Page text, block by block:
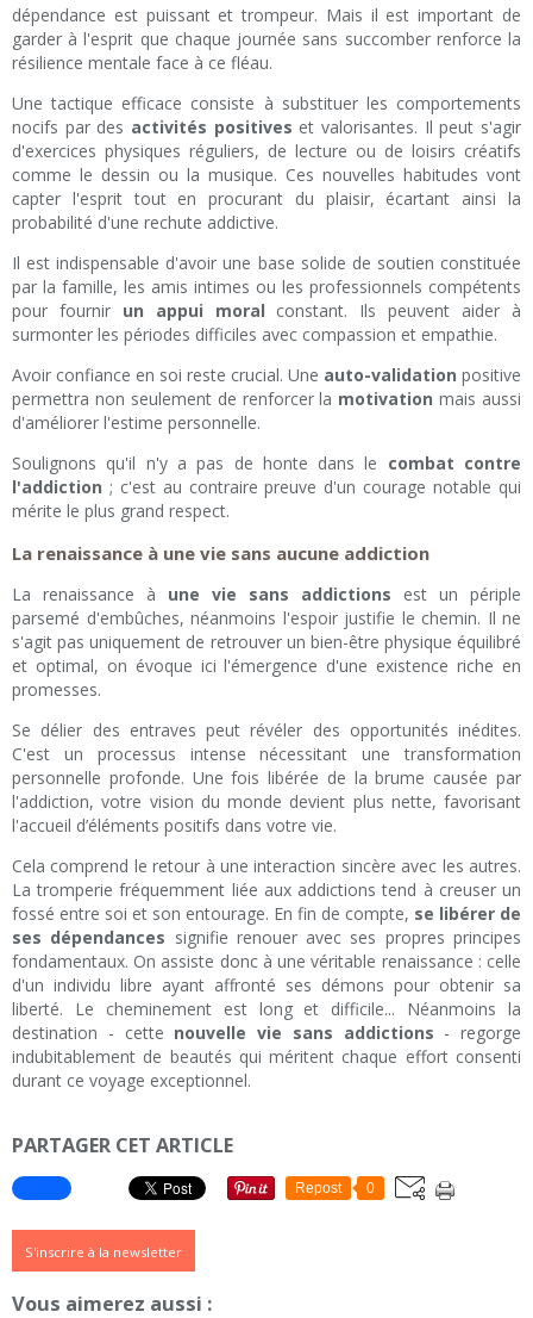
dépendance est puissant et trompeur. Mais il est important de
garder à l'esprit que chaque journée sans succomber renforce la
résilience mentale face à ce fléau.
Une tactique efficace consiste à substituer les comportements
nocifs par des activités positives et valorisantes. Il peut s'agir
d'exercices physiques réguliers, de lecture ou de loisirs créatifs
comme le dessin ou la musique. Ces nouvelles habitudes vont
capter l'esprit tout en procurant du plaisir, écartant ainsi la
probabilité d'une rechute addictive.
Il est indispensable d'avoir une base solide de soutien constituée
par la famille, les amis intimes ou les professionnels compétents
pour fournir un appui moral constant. Ils peuvent aider à
surmonter les périodes difficiles avec compassion et empathie.
Avoir confiance en soi reste crucial. Une auto-validation positive
permettra non seulement de renforcer la motivation mais aussi
d'améliorer l'estime personnelle.
Soulignons qu'il n'y a pas de honte dans le combat contre
l'addiction ; c'est au contraire preuve d'un courage notable qui
mérite le plus grand respect.
La renaissance à une vie sans aucune addiction
La renaissance à une vie sans addictions est un périple
parsemé d'embûches, néanmoins l'espoir justifie le chemin. Il ne
s'agit pas uniquement de retrouver un bien-être physique équilibré
et optimal, on évoque ici l'émergence d'une existence riche en
promesses.
Se délier des entraves peut révéler des opportunités inédites.
C'est un processus intense nécessitant une transformation
personnelle profonde. Une fois libérée de la brume causée par
l'addiction, votre vision du monde devient plus nette, favorisant
l'accueil d’éléments positifs dans votre vie.
Cela comprend le retour à une interaction sincère avec les autres.
La tromperie fréquemment liée aux addictions tend à creuser un
fossé entre soi et son entourage. En fin de compte, se libérer de
ses dépendances signifie renouer avec ses propres principes
fondamentaux. On assiste donc à une véritable renaissance : celle
d'un individu libre ayant affronté ses démons pour obtenir sa
liberté. Le cheminement est long et difficile... Néanmoins la
destination - cette nouvelle vie sans addictions - regorge
indubitablement de beautés qui méritent chaque effort consenti
durant ce voyage exceptionnel.
PARTAGER CET ARTICLE
Repost 0
S'inscrire à la newsletter
Vous aimerez aussi :